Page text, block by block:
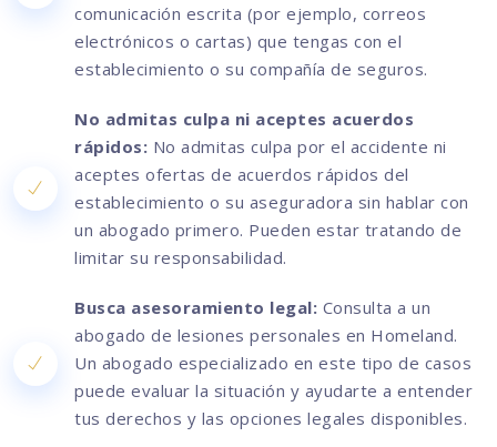
comunicación escrita (por ejemplo, correos
electrónicos o cartas) que tengas con el
establecimiento o su compañía de seguros.
No admitas culpa ni aceptes acuerdos
rápidos: No admitas culpa por el accidente ni
aceptes ofertas de acuerdos rápidos del
establecimiento o su aseguradora sin hablar con
un abogado primero. Pueden estar tratando de
limitar su responsabilidad.
Busca asesoramiento legal: Consulta a un
abogado de lesiones personales en Homeland.
Un abogado especializado en este tipo de casos
puede evaluar la situación y ayudarte a entender
tus derechos y las opciones legales disponibles.